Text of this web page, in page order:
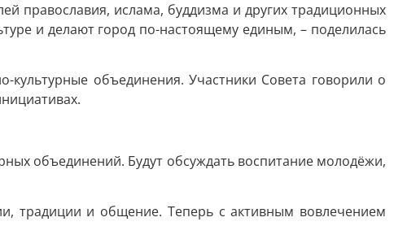
православия, ислама, буддизма и других традиционных
и делают город по-настоящему единым, – поделилась
культурные объединения. Участники Совета говорили о
объединений. Будут обсуждать воспитание молодёжи,
традиции и общение. Теперь с активным вовлечением